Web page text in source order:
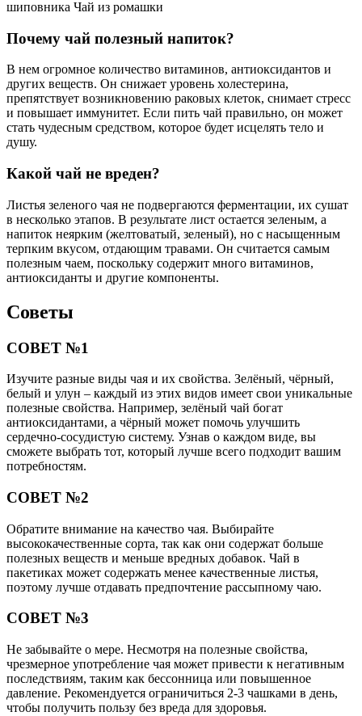
шиповника Чай из ромашки
Почему чай полезный напиток?
В нем огромное количество витаминов, антиоксидантов и
других веществ. Он снижает уровень холестерина,
препятствует возникновению раковых клеток, снимает стресс
и повышает иммунитет. Если пить чай правильно, он может
стать чудесным средством, которое будет исцелять тело и
душу.
Какой чай не вреден?
Листья зеленого чая не подвергаются ферментации, их сушат
в несколько этапов. В результате лист остается зеленым, а
напиток неярким (желтоватый, зеленый), но с насыщенным
терпким вкусом, отдающим травами. Он считается самым
полезным чаем, поскольку содержит много витаминов,
антиоксиданты и другие компоненты.
Советы
СОВЕТ №1
Изучите разные виды чая и их свойства. Зелёный, чёрный,
белый и улун – каждый из этих видов имеет свои уникальные
полезные свойства. Например, зелёный чай богат
антиоксидантами, а чёрный может помочь улучшить
сердечно-сосудистую систему. Узнав о каждом виде, вы
сможете выбрать тот, который лучше всего подходит вашим
потребностям.
СОВЕТ №2
Обратите внимание на качество чая. Выбирайте
высококачественные сорта, так как они содержат больше
полезных веществ и меньше вредных добавок. Чай в
пакетиках может содержать менее качественные листья,
поэтому лучше отдавать предпочтение рассыпному чаю.
СОВЕТ №3
Не забывайте о мере. Несмотря на полезные свойства,
чрезмерное употребление чая может привести к негативным
последствиям, таким как бессонница или повышенное
давление. Рекомендуется ограничиться 2-3 чашками в день,
чтобы получить пользу без вреда для здоровья.